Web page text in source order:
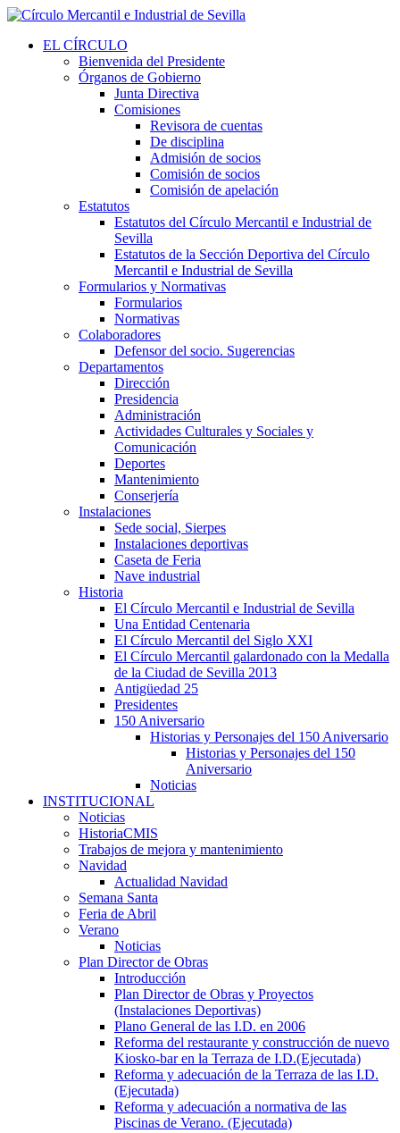
EL CÍRCULO
Bienvenida del Presidente
Órganos de Gobierno
Junta Directiva
Comisiones
Revisora de cuentas
De disciplina
Admisión de socios
Comisión de socios
Comisión de apelación
Estatutos
Estatutos del Círculo Mercantil e Industrial de
Sevilla
Estatutos de la Sección Deportiva del Círculo
Mercantil e Industrial de Sevilla
Formularios y Normativas
Formularios
Normativas
Colaboradores
Defensor del socio. Sugerencias
Departamentos
Dirección
Presidencia
Administración
Actividades Culturales y Sociales y
Comunicación
Deportes
Mantenimiento
Conserjería
Instalaciones
Sede social, Sierpes
Instalaciones deportivas
Caseta de Feria
Nave industrial
Historia
El Círculo Mercantil e Industrial de Sevilla
Una Entidad Centenaria
El Círculo Mercantil del Siglo XXI
El Círculo Mercantil galardonado con la Medalla
de la Ciudad de Sevilla 2013
Antigüedad 25
Presidentes
150 Aniversario
Historias y Personajes del 150 Aniversario
Historias y Personajes del 150
Aniversario
Noticias
INSTITUCIONAL
Noticias
HistoriaCMIS
Trabajos de mejora y mantenimiento
Navidad
Actualidad Navidad
Semana Santa
Feria de Abril
Verano
Noticias
Plan Director de Obras
Introducción
Plan Director de Obras y Proyectos
(Instalaciones Deportivas)
Plano General de las I.D. en 2006
Reforma del restaurante y construcción de nuevo
Kiosko-bar en la Terraza de I.D.(Ejecutada)
Reforma y adecuación de la Terraza de las I.D.
(Ejecutada)
Reforma y adecuación a normativa de las
Piscinas de Verano. (Ejecutada)